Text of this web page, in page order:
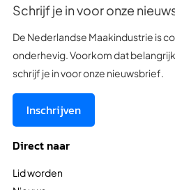
Schrijf je in voor onze
De Nederlandse Maakindustrie is
onderhevig. Voorkom dat
schrijf je in voor onze nieuwsbrief.
Inschrijven
Direct naar
Lid worden